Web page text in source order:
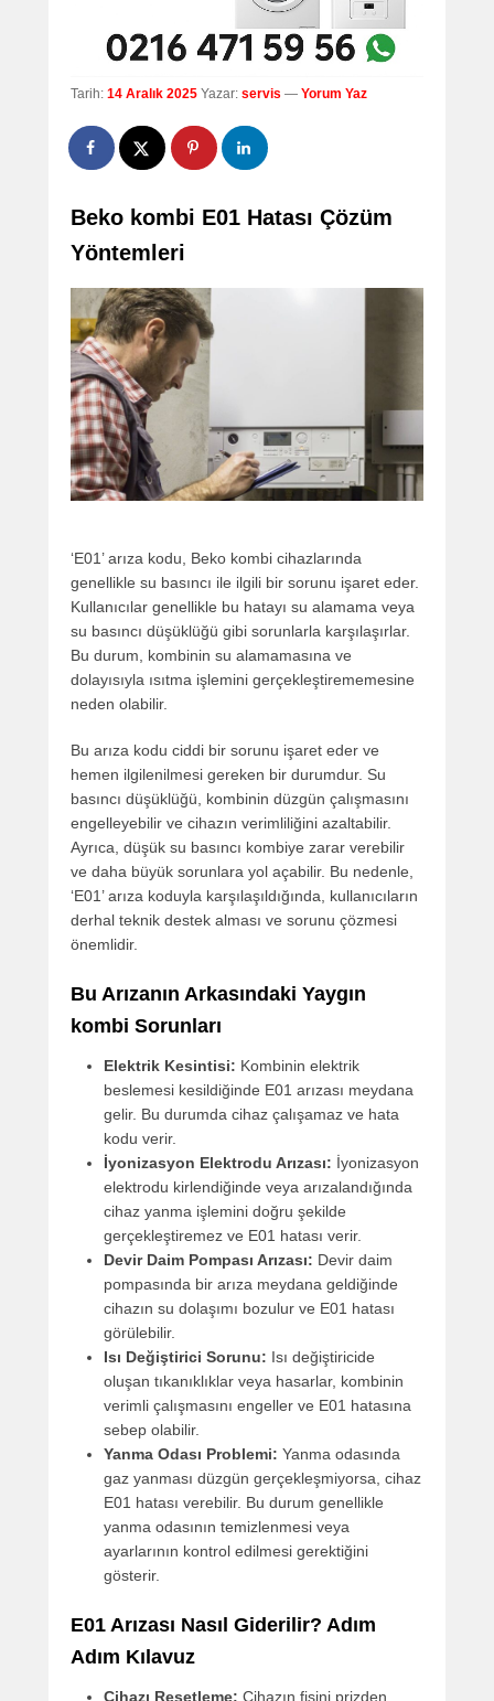
Tarih: 14 Aralık 2025 Yazar: servis — Yorum Yaz
Beko kombi E01 Hatası Çözüm
Yöntemleri
‘E01’ arıza kodu, Beko kombi cihazlarında
genellikle su basıncı ile ilgili bir sorunu işaret eder.
Kullanıcılar genellikle bu hatayı su alamama veya
su basıncı düşüklüğü gibi sorunlarla karşılaşırlar.
Bu durum, kombinin su alamamasına ve
dolayısıyla ısıtma işlemini gerçekleştirememesine
neden olabilir.
Bu arıza kodu ciddi bir sorunu işaret eder ve
hemen ilgilenilmesi gereken bir durumdur. Su
basıncı düşüklüğü, kombinin düzgün çalışmasını
engelleyebilir ve cihazın verimliliğini azaltabilir.
Ayrıca, düşük su basıncı kombiye zarar verebilir
ve daha büyük sorunlara yol açabilir. Bu nedenle,
‘E01’ arıza koduyla karşılaşıldığında, kullanıcıların
derhal teknik destek alması ve sorunu çözmesi
önemlidir.
Bu Arızanın Arkasındaki Yaygın
kombi Sorunları
Elektrik Kesintisi: Kombinin elektrik
beslemesi kesildiğinde E01 arızası meydana
gelir. Bu durumda cihaz çalışamaz ve hata
kodu verir.
İyonizasyon Elektrodu Arızası: İyonizasyon
elektrodu kirlendiğinde veya arızalandığında
cihaz yanma işlemini doğru şekilde
gerçekleştiremez ve E01 hatası verir.
Devir Daim Pompası Arızası: Devir daim
pompasında bir arıza meydana geldiğinde
cihazın su dolaşımı bozulur ve E01 hatası
görülebilir.
Isı Değiştirici Sorunu: Isı değiştiricide
oluşan tıkanıklıklar veya hasarlar, kombinin
verimli çalışmasını engeller ve E01 hatasına
sebep olabilir.
Yanma Odası Problemi: Yanma odasında
gaz yanması düzgün gerçekleşmiyorsa, cihaz
E01 hatası verebilir. Bu durum genellikle
yanma odasının temizlenmesi veya
ayarlarının kontrol edilmesi gerektiğini
gösterir.
E01 Arızası Nasıl Giderilir? Adım
Adım Kılavuz
Cihazı Resetleme: Cihazın fişini prizden